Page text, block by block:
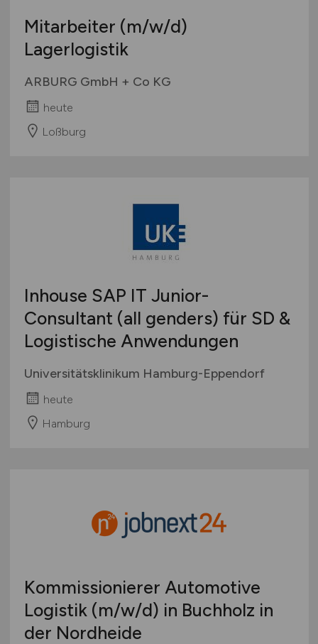
Mitarbeiter (m/w/d)
Lagerlogistik
ARBURG GmbH + Co KG
heute
Loßburg
Inhouse SAP IT Junior-
Consultant (all genders) für SD &
Logistische Anwendungen
Universitätsklinikum Hamburg-Eppendorf
heute
Hamburg
Kommissionierer Automotive
Logistik (m/w/d) in Buchholz in
der Nordheide